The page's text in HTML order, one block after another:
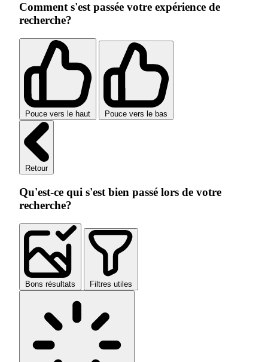
Comment s'est passée votre expérience de
recherche?
Pouce vers le haut Pouce vers le bas
Retour
Qu'est-ce qui s'est bien passé lors de votre
recherche?
Bons résultats Filtres utiles